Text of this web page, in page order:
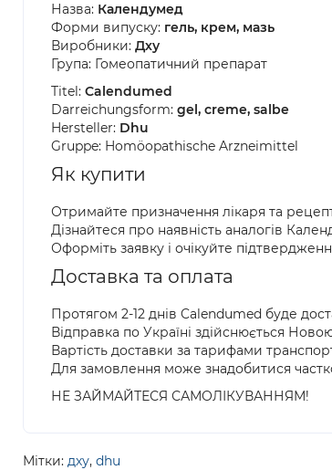
Назва: Календумед
Форми випуску: гель, крем, мазь
Виробники: Дху
Група: Гомеопатичний препарат
Titel: Calendumed
Darreichungsform: gel, creme, salbe
Hersteller: Dhu
Gruppe: Homöopathische Arzneimittel
Як купити
Отримайте призначення лікаря та
Дізнайтеся про наявність аналогів
Оформіть заявку і очікуйте
Доставка та оплата
Протягом 2-12 днів Calendumed буде
Відправка по Україні здійснюється
Вартість доставки за тарифами
Для замовлення може знадобитися
НЕ ЗАЙМАЙТЕСЯ САМОЛІКУВАННЯМ!
Мітки: дху, dhu